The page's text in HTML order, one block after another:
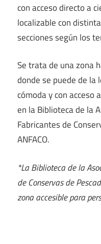
con acceso directo a
localizable con
secciones según los
Se trata de una zona
donde se puede de
cómoda y con acceso
en la Biblioteca de la
Fabricantes de
ANFACO.
*La Biblioteca de la
de Conservas de
zona accesible para